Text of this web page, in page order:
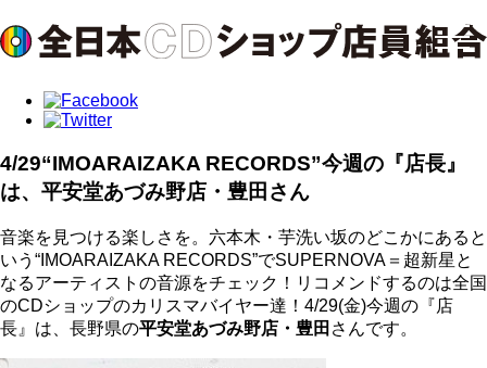
4/29“IMOARAIZAKA RECORDS”今週の『店長』
は、平安堂あづみ野店・豊田さん
音楽を見つける楽しさを。六本木・芋洗い坂のどこかにあると
いう“IMOARAIZAKA RECORDS”でSUPERNOVA＝超新星と
なるアーティストの音源をチェック！リコメンドするのは全国
のCDショップのカリスマバイヤー達！4/29(金)今週の『店
長』は、長野県の平安堂あづみ野店・豊田 さんです。